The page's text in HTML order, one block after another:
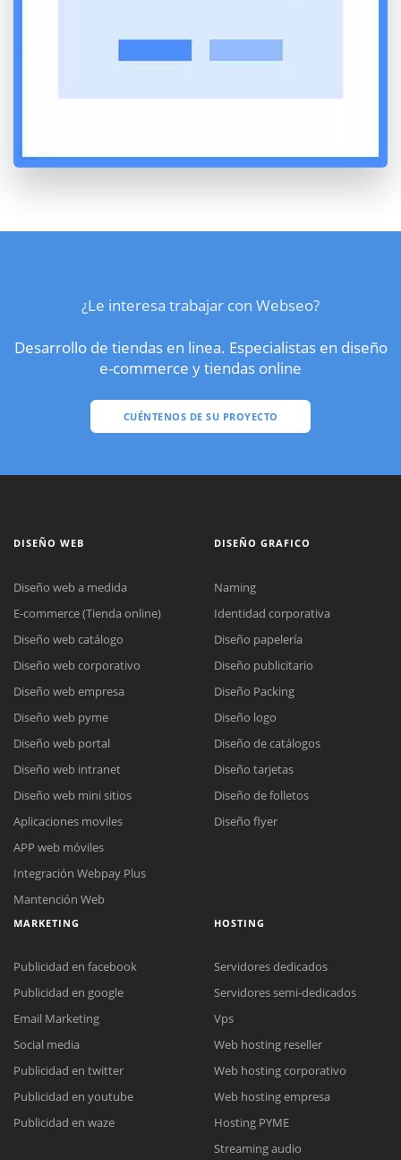
¿Le interesa trabajar con Webseo?
Desarrollo de tiendas en linea. Especialistas en diseño
e-commerce y tiendas online
CUÉNTENOS DE SU PROYECTO
Reunión online
Meet para la reunión online.
Cotización
Chat Online
Todos nuestros ejecutivos están fuera de línea. Complete el formulario
DISEÑO WEB
Diseño web a medida
E-commerce (Tienda online)
Diseño web catálogo
Diseño web corporativo
Diseño web empresa
Diseño web pyme
Diseño web portal
Diseño web intranet
Diseño web mini sitios
Aplicaciones moviles
APP web móviles
Integración Webpay Plus
Mantención Web
DISEÑO GRAFICO
Naming
Identidad corporativa
Diseño papelería
Diseño publicitario
Diseño Packing
Diseño logo
Diseño de catálogos
Diseño tarjetas
Diseño de folletos
Diseño flyer
MARKETING
Publicidad en facebook
Publicidad en google
Email Marketing
Social media
Publicidad en twitter
Publicidad en youtube
Publicidad en waze
HOSTING
Servidores dedicados
Servidores semi-dedicados
Vps
Web hosting reseller
Web hosting corporativo
Web hosting empresa
Hosting PYME
Streaming audio